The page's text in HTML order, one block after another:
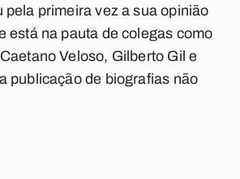
pela primeira vez a sua opinião
está na pauta de colegas como
Veloso, Gilberto Gil e
publicação de biografias não